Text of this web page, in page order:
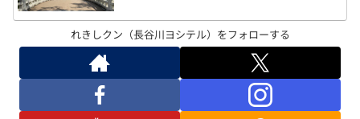
れきしクン（長谷川ヨシテル）をフォローする